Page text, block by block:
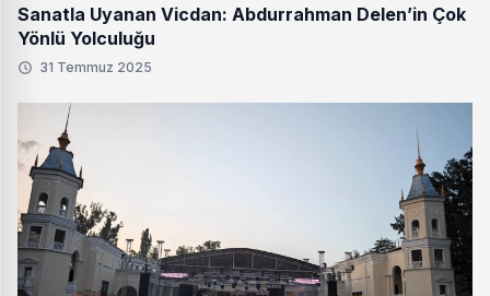
Sanatla Uyanan Vicdan: Abdurrahman Delen’in Çok
Yönlü Yolculuğu
31 Temmuz 2025